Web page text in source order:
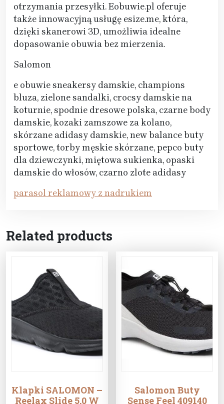
otrzymania przesyłki. Eobuwie.pl oferuje
także innowacyjną usługę esize.me, która,
dzięki skanerowi 3D, umożliwia idealne
dopasowanie obuwia bez mierzenia.
Salomon
e obuwie sneakersy damskie, champions
bluza, zielone sandalki, crocsy damskie na
koturnie, spodnie dresowe polska, czarne body
damskie, kozaki zamszowe za kolano,
skórzane adidasy damskie, new balance buty
sportowe, torby męskie skórzane, pepco buty
dla dziewczynki, miętowa sukienka, opaski
damskie do włosów, czarno zlote adidasy
parasol reklamowy z nadrukiem
Related products
Klapki SALOMON –
Reelax Slide 5.0 W
Salomon Buty
Sense Feel 409140